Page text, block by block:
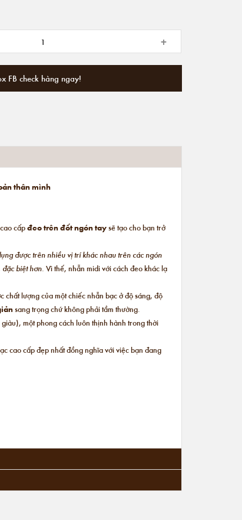
+
FB check hàng ngay!
thân mình
cao cấpđeo trên đốt ngón taysẽ tạo cho bạn trở
được trên nhiều vị trí khác nhau trên các ngón
biệt hơn.Vì thế, nhẫn midi với cách đeo khác lạ
lượng của một chiếc nhẫn bạc ở độ sáng, độ
sang trọng chứ không phải tầm thường.
một phong cách luôn thịnh hành trong thời
cao cấp đẹp nhất đồng nghĩa với việc bạn đang